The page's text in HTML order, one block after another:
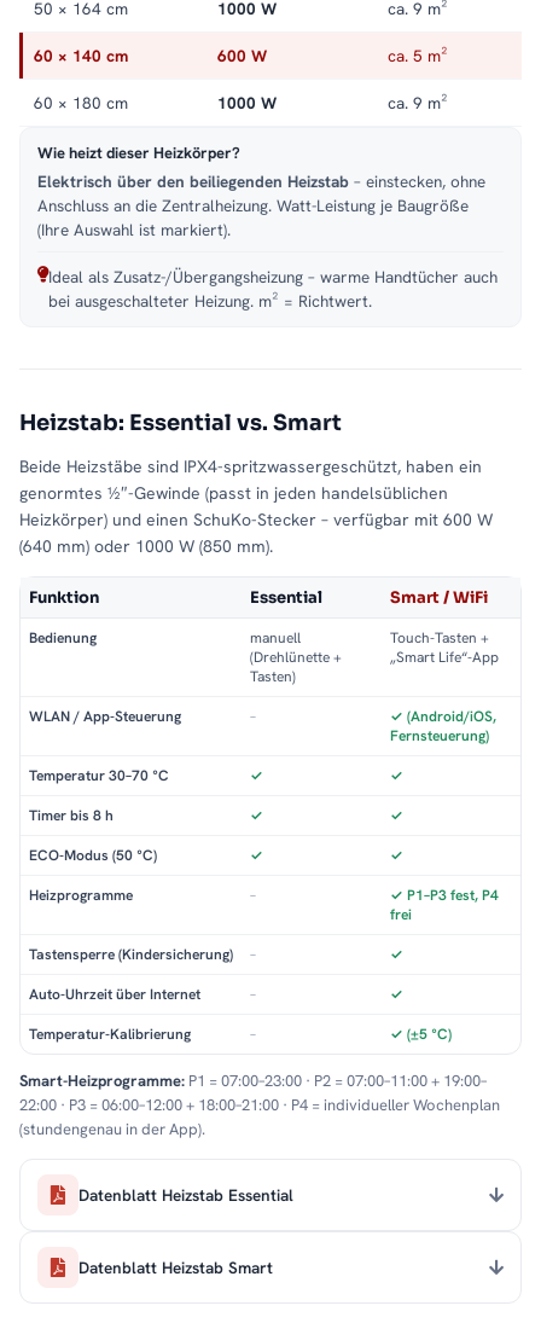
50 × 164 cm 1000 W ca. 9 m²
60 × 140 cm 600 W ca. 5 m²
60 × 180 cm 1000 W ca. 9 m²
Wie heizt dieser Heizkörper?
Elektrisch über den beiliegenden Heizstab – einstecken, ohne
Anschluss an die Zentralheizung. Watt-Leistung je Baugröße
(Ihre Auswahl ist markiert).
Ideal als Zusatz-/Übergangsheizung – warme Handtücher auch
bei ausgeschalteter Heizung. m² = Richtwert.
Heizstab: Essential vs. Smart
Beide Heizstäbe sind IPX4-spritzwassergeschützt, haben ein
genormtes ½″-Gewinde (passt in jeden handelsüblichen
Heizkörper) und einen SchuKo-Stecker – verfügbar mit 600 W
(640 mm) oder 1000 W (850 mm).
Funktion Essential Smart / WiFi
Bedienung
manuell
(Drehlünette +
Tasten)
Touch-Tasten +
„Smart Life“-App
WLAN / App-Steuerung –
✓ (Android/iOS,
Fernsteuerung)
Temperatur 30–70 °C ✓ ✓
Timer bis 8 h ✓ ✓
ECO-Modus (50 °C) ✓ ✓
Heizprogramme –
✓ P1–P3 fest, P4
frei
Tastensperre (Kindersicherung) – ✓
Auto-Uhrzeit über Internet – ✓
Temperatur-Kalibrierung – ✓ (±5 °C)
Smart-Heizprogramme: P1 = 07:00–23:00 · P2 = 07:00–11:00 + 19:00–
22:00 · P3 = 06:00–12:00 + 18:00–21:00 · P4 = individueller Wochenplan
(stundengenau in der App).
Datenblatt Heizstab Essential
Datenblatt Heizstab Smart